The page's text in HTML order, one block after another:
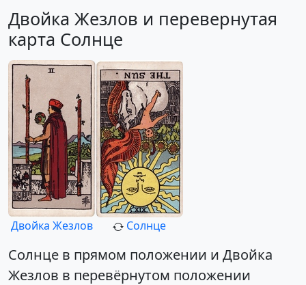
Двойка Жезлов и перевернутая
карта Солнце
Двойка Жезлов Солнце
Солнце в прямом положении и Двойка
Жезлов в перевёрнутом положении